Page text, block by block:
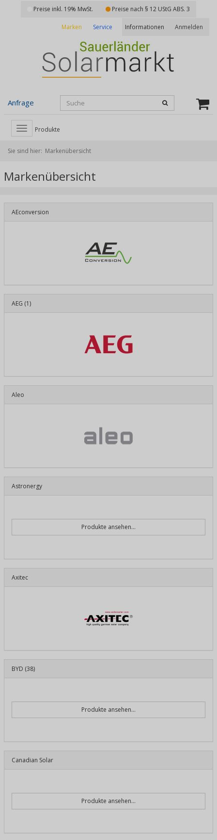
Preise inkl. 19% MwSt. Preise nach § 12 UStG ABS. 3
Informationen Anmelden
Marken Service
Anfrage
Toggle
navigation
Produkte
Sie sind hier: Markenübersicht
Markenübersicht
AEconversion
AEG (1)
Aleo
Astronergy
Produkte ansehen...
Axitec
BYD (38)
Produkte ansehen...
Canadian Solar
Produkte ansehen...